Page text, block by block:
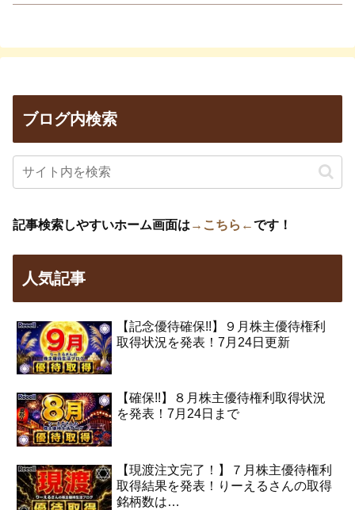
ブログ内検索
記事検索しやすいホーム画面は →こちら←です！
人気記事
【記念優待確保!!】９月株主優待権利
取得状況を発表！7月24日更新
【確保!!】８月株主優待権利取得状況
を発表！7月24日まで
【現渡注文完了！】７月株主優待権利
取得結果を発表！りーえるさんの取得
銘柄数は…